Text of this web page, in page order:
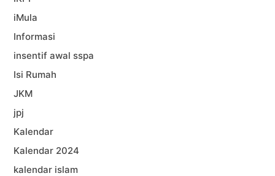
iMula
Informasi
insentif awal sspa
Isi Rumah
JKM
jpj
Kalendar
Kalendar 2024
kalendar islam